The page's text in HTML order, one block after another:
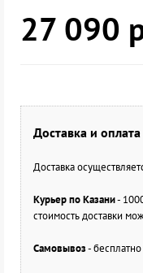
27 090
Доставка и оплата
Доставка
Курьер по Казани-
стоимость доставки
Самовывоз- бесплатно